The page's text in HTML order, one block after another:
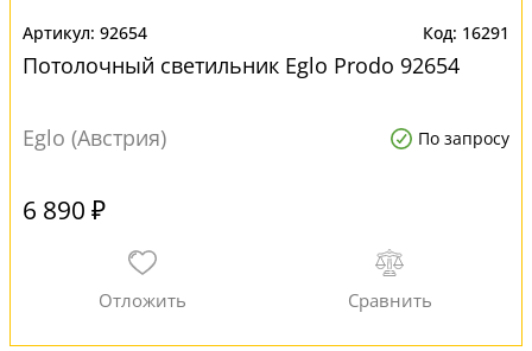
92654 16291
Потолочный светильник Eglo Prodo 92654
Eglo (Австрия) По запросу
6 890 ₽